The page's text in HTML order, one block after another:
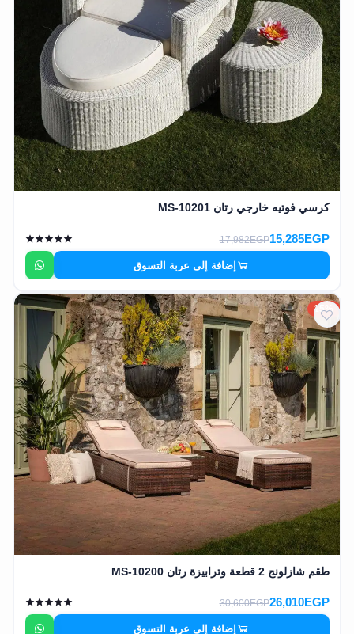
كرسي فوتيه خارجي رتان MS-10201
15,285EGP
17,982EGP
إضافة إلى عربة التسوق
15%
طقم شازلونج 2 قطعة وترابيزة رتان MS-10200
26,010EGP
30,600EGP
إضافة إلى عربة التسوق